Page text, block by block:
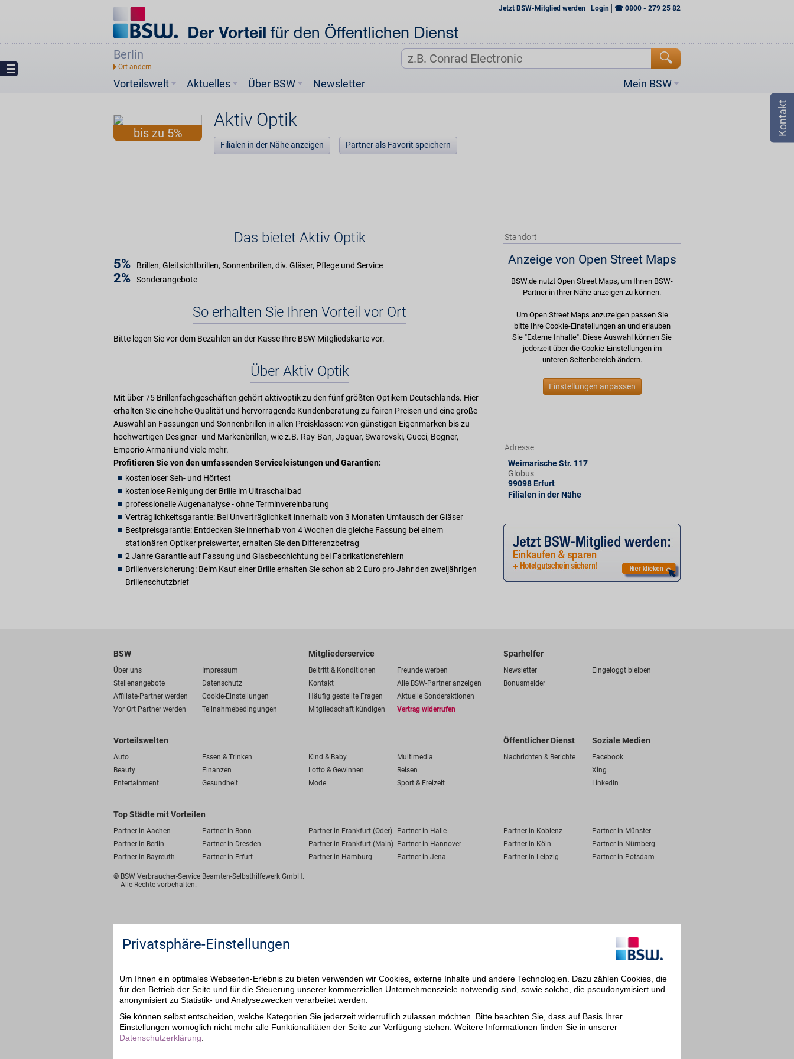
Jetzt BSW-Mitglied werden Login ☎ 0800 - 279 25 82
Berlin
Vorteilswelt Mein BSW
Aktuelles Über BSW Newsletter
bis zu 5%
Aktiv Optik
Filialen in der Nähe anzeigen Partner als Favorit speichern
Das bietet Aktiv Optik
5% Brillen, Gleitsichtbrillen, Sonnenbrillen, div. Gläser, Pflege und Service
2% Sonderangebote
So erhalten Sie Ihren Vorteil vor Ort
Bitte legen Sie vor dem Bezahlen an der Kasse Ihre BSW-Mitgliedskarte vor.
Über Aktiv Optik
Mit über 75 Brillenfachgeschäften gehört aktivoptik zu den fünf größten Optikern Deutschlands. Hier
erhalten Sie eine hohe Qualität und hervorragende Kundenberatung zu fairen Preisen und eine große
Auswahl an Fassungen und Sonnenbrillen in allen Preisklassen: von günstigen Eigenmarken bis zu
hochwertigen Designer- und Markenbrillen, wie z.B. Ray-Ban, Jaguar, Swarovski, Gucci, Bogner,
Emporio Armani und viele mehr.
Profitieren Sie von den umfassenden Serviceleistungen und Garantien:
kostenloser Seh- und Hörtest
kostenlose Reinigung der Brille im Ultraschallbad
professionelle Augenanalyse - ohne Terminvereinbarung
Verträglichkeitsgarantie: Bei Unverträglichkeit innerhalb von 3 Monaten Umtausch der Gläser
Bestpreisgarantie: Entdecken Sie innerhalb von 4 Wochen die gleiche Fassung bei einem
stationären Optiker preiswerter, erhalten Sie den Differenzbetrag
2 Jahre Garantie auf Fassung und Glasbeschichtung bei Fabrikationsfehlern
Brillenversicherung: Beim Kauf einer Brille erhalten Sie schon ab 2 Euro pro Jahr den zweijährigen
Brillenschutzbrief
Standort
Anzeige von Open Street Maps
BSW.de nutzt Open Street Maps, um Ihnen BSW-
Partner in Ihrer Nähe anzeigen zu können.
Um Open Street Maps anzuzeigen passen Sie
bitte Ihre Cookie-Einstellungen an und erlauben
Sie "Externe Inhalte". Diese Auswahl können Sie
jederzeit über die Cookie-Einstellungen im
unteren Seitenbereich ändern.
Einstellungen anpassen
Adresse
Weimarische Str. 117
Globus
99098 Erfurt
Filialen in der Nähe
BSW
Über uns
Impressum
Stellenangebote
Datenschutz
Affiliate-Partner werden
Cookie-Einstellungen
Vor Ort Partner werden
Teilnahmebedingungen
Mitgliederservice
Beitritt & Konditionen
Freunde werben
Kontakt
Alle BSW-Partner anzeigen
Häufig gestellte Fragen
Aktuelle Sonderaktionen
Mitgliedschaft kündigen
Vertrag widerrufen
Sparhelfer
Newsletter
Eingeloggt bleiben
Bonusmelder
Vorteilswelten
Auto Essen & Trinken Kind & Baby
Multimedia
Beauty
Finanzen Lotto & Gewinnen
Reisen
Entertainment
Gesundheit Mode Sport & Freizeit
Öffentlicher Dienst
Nachrichten & Berichte
Soziale Medien
Facebook
Xing
LinkedIn
Top Städte mit Vorteilen
Partner in Aachen Partner in Bonn Partner in Frankfurt (Oder) Partner in Halle Partner in Koblenz
Partner in Münster
Partner in Berlin
Partner in Dresden Partner in Frankfurt (Main) Partner in Hannover Partner in Köln
Partner in Nürnberg
Partner in Bayreuth
Partner in Erfurt Partner in Hamburg Partner in Jena Partner in Leipzig Partner in Potsdam
© BSW Verbraucher-Service Beamten-Selbsthilfewerk GmbH.
Alle Rechte vorbehalten.
Privatsphäre-Einstellungen
Um Ihnen ein optimales Webseiten-Erlebnis zu bieten verwenden wir Cookies, externe Inhalte und andere Technologien. Dazu zählen Cookies, die
für den Betrieb der Seite und für die Steuerung unserer kommerziellen Unternehmensziele notwendig sind, sowie solche, die pseudonymisiert und
anonymisiert zu Statistik- und Analysezwecken verarbeitet werden.
Sie können selbst entscheiden, welche Kategorien Sie jederzeit widerruflich zulassen möchten. Bitte beachten Sie, dass auf Basis Ihrer
Einstellungen womöglich nicht mehr alle Funktionalitäten der Seite zur Verfügung stehen. Weitere Informationen finden Sie in unserer
Datenschutzerklärung